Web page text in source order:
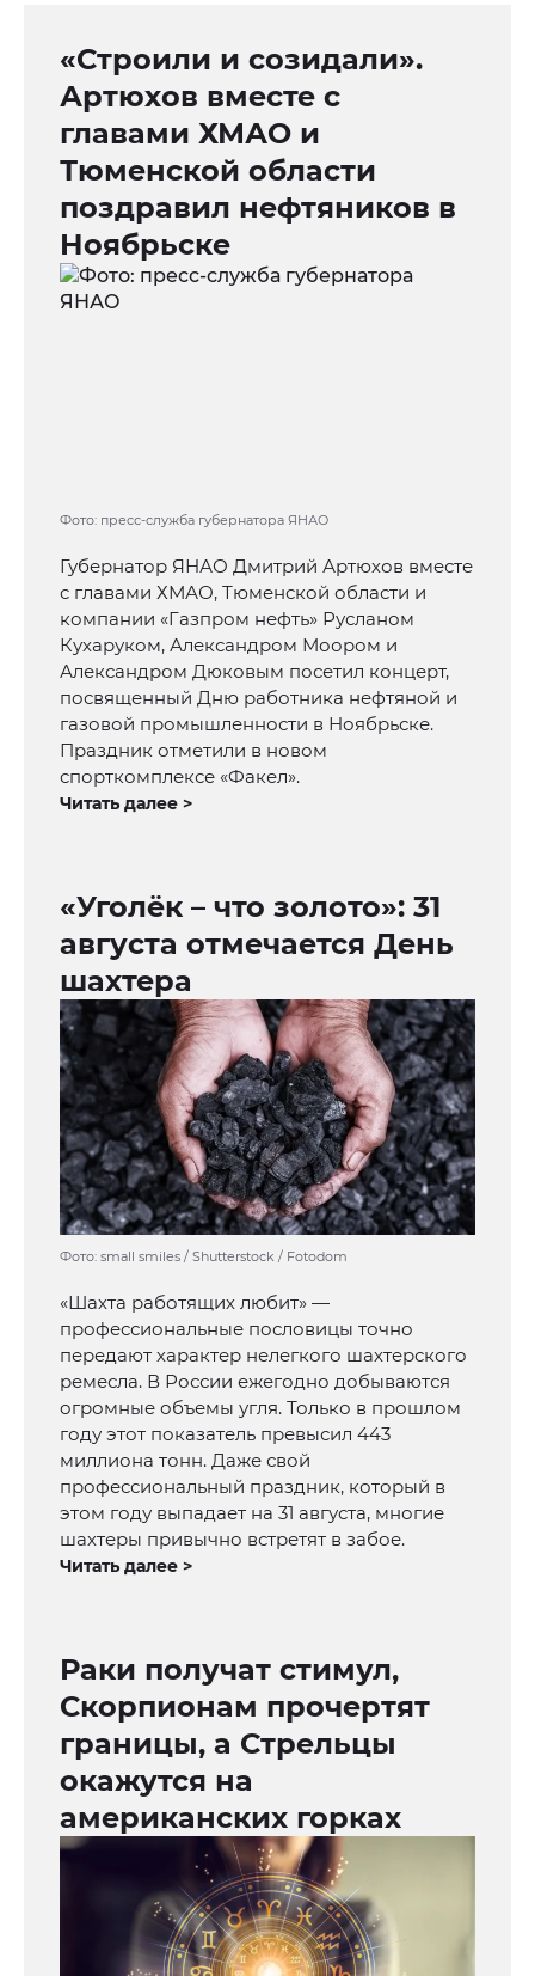
«Строили и созидали».
Артюхов вместе с
главами ХМАО и
Тюменской области
поздравил нефтяников в
Ноябрьске
Фото: пресс-служба губернатора ЯНАО
Губернатор ЯНАО Дмитрий Артюхов вместе
с главами ХМАО, Тюменской области и
компании «Газпром нефть» Русланом
Кухаруком, Александром Моором и
Александром Дюковым посетил концерт,
посвященный Дню работника нефтяной и
газовой промышленности в Ноябрьске.
Праздник отметили в новом
спорткомплексе «Факел».
Читать далее >
«Уголёк – что золото»: 31
августа отмечается День
шахтера
Фото: small smiles / Shutterstock / Fotodom
«Шахта работящих любит» —
профессиональные пословицы точно
передают характер нелегкого шахтерского
ремесла. В России ежегодно добываются
огромные объемы угля. Только в прошлом
году этот показатель превысил 443
миллиона тонн. Даже свой
профессиональный праздник, который в
этом году выпадает на 31 августа, многие
шахтеры привычно встретят в забое.
Читать далее >
Раки получат стимул,
Скорпионам прочертят
границы, а Стрельцы
окажутся на
американских горках